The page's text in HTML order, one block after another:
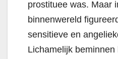
prostituee was. Maar
binnenwereld
sensitieve en
Lichamelijk beminnen